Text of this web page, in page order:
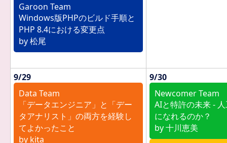
Garoon Team
Windows版PHPのビルド手順と
PHP 8.4における変更点
by 松尾
9/29
Data Team
「データエンジニア」と「デー
タアナリスト」の両方を経験し
てよかったこと
by kita
9/30
Newcomer Team
AIと特許の未来 -
になれるのか？
by 十川恵美